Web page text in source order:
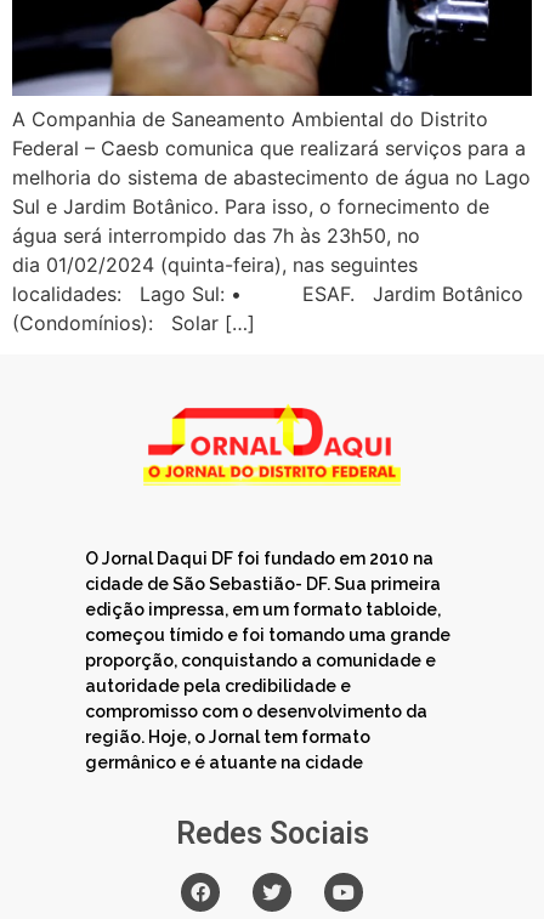
A Companhia de Saneamento Ambiental do Distrito
Federal – Caesb comunica que realizará serviços para a
melhoria do sistema de abastecimento de água no Lago
Sul e Jardim Botânico. Para isso, o fornecimento de
água será interrompido das 7h às 23h50, no
dia 01/02/2024 (quinta-feira), nas seguintes
localidades: Lago Sul: • ESAF. Jardim Botânico
(Condomínios): Solar […]
O Jornal Daqui DF foi fundado em 2010 na
cidade de São Sebastião- DF. Sua primeira
edição impressa, em um formato tabloide,
começou tímido e foi tomando uma grande
proporção, conquistando a comunidade e
autoridade pela credibilidade e
compromisso com o desenvolvimento da
região. Hoje, o Jornal tem formato
germânico e é atuante na cidade
Redes Sociais